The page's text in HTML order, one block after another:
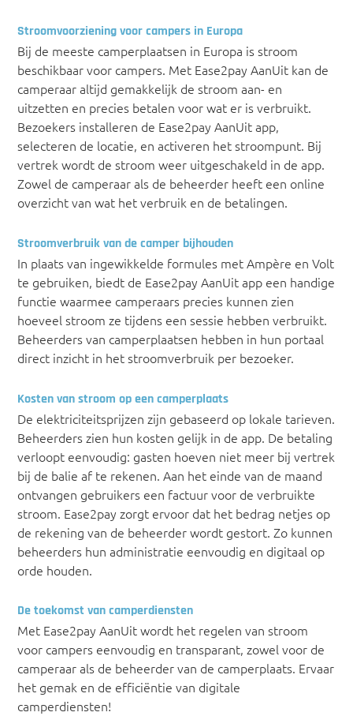
Stroomvoorziening voor campers in Europa
Bij de meeste camperplaatsen in Europa is stroom
beschikbaar voor campers. Met Ease2pay AanUit kan de
camperaar altijd gemakkelijk de stroom aan- en
uitzetten en precies betalen voor wat er is verbruikt.
Bezoekers installeren de Ease2pay AanUit app,
selecteren de locatie, en activeren het stroompunt. Bij
vertrek wordt de stroom weer uitgeschakeld in de app.
Zowel de camperaar als de beheerder heeft een online
overzicht van wat het verbruik en de betalingen.
Stroomverbruik van de camper bijhouden
In plaats van ingewikkelde formules met Ampère en Volt
te gebruiken, biedt de Ease2pay AanUit app een handige
functie waarmee camperaars precies kunnen zien
hoeveel stroom ze tijdens een sessie hebben verbruikt.
Beheerders van camperplaatsen hebben in hun portaal
direct inzicht in het stroomverbruik per bezoeker.
Kosten van stroom op een camperplaats
De elektriciteitsprijzen zijn gebaseerd op lokale tarieven.
Beheerders zien hun kosten gelijk in de app. De betaling
verloopt eenvoudig: gasten hoeven niet meer bij vertrek
bij de balie af te rekenen. Aan het einde van de maand
ontvangen gebruikers een factuur voor de verbruikte
stroom. Ease2pay zorgt ervoor dat het bedrag netjes op
de rekening van de beheerder wordt gestort. Zo kunnen
beheerders hun administratie eenvoudig en digitaal op
orde houden.
De toekomst van camperdiensten
Met Ease2pay AanUit wordt het regelen van stroom
voor campers eenvoudig en transparant, zowel voor de
camperaar als de beheerder van de camperplaats. Ervaar
het gemak en de efficiëntie van digitale
camperdiensten!